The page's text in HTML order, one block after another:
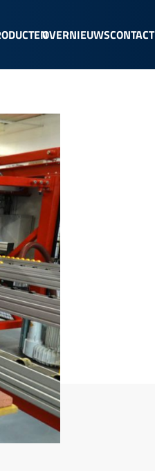
OVERNIEUWSCONTACT